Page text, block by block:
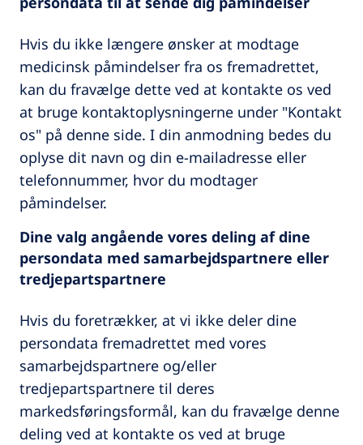
Hvis du ikke længere ønsker at modtage
medicinsk påmindelser fra os fremadrettet,
kan du fravælge dette ved at kontakte os ved
at bruge kontaktoplysningerne under "Kontakt
os" på denne side. I din anmodning bedes du
oplyse dit navn og din e-mailadresse eller
telefonnummer, hvor du modtager
påmindelser.
Dine valg angående vores deling af dine
persondata med samarbejdspartnere eller
tredjepartspartnere
Hvis du foretrækker, at vi ikke deler dine
persondata fremadrettet med vores
samarbejdspartnere og/eller
tredjepartspartnere til deres
markedsføringsformål, kan du fravælge denne
deling ved at kontakte os ved at bruge